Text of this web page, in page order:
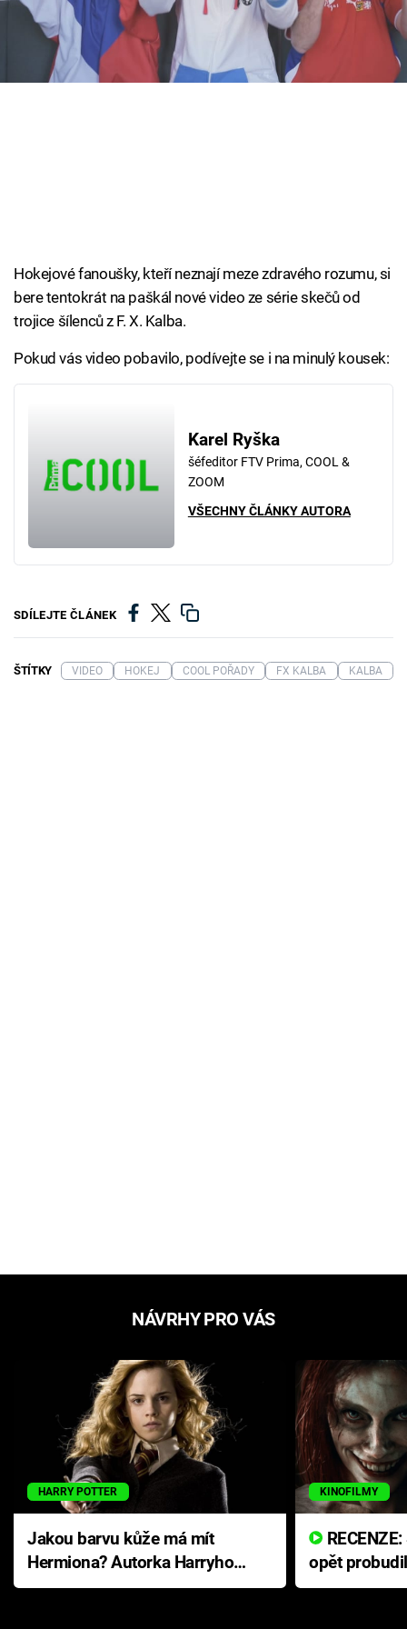
Cool Esport
Pořady
Sledujte nás
Hokejové fanoušky, kteří neznají meze zdravého rozumu, si
bere tentokrát na paškál nové video ze série skečů od
trojice šílenců z F. X. Kalba.
Pokud vás video pobavilo, podívejte se i na minulý kousek:
Karel Ryška
šéfeditor FTV Prima, COOL &
ZOOM
VŠECHNY ČLÁNKY AUTORA
SDÍLEJTE ČLÁNEK
ŠTÍTKY VIDEO HOKEJ COOL POŘADY FX KALBA KALBA
NÁVRHY PRO VÁS
HARRY POTTER
Jakou barvu kůže má mít
Hermiona? Autorka Harryho
Pottera přišla s ráznou
KINOFILMY
opět
přichází s